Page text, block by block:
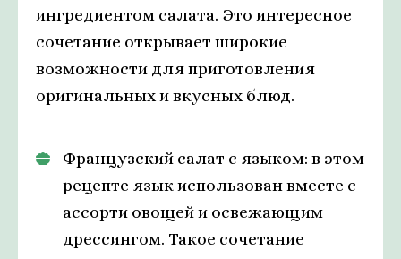
ингредиентом салата. Это интересное
сочетание открывает широкие
возможности для приготовления
оригинальных и вкусных блюд.
Французский салат с языком: в этом
рецепте язык использован вместе с
ассорти овощей и освежающим
дрессингом. Такое сочетание